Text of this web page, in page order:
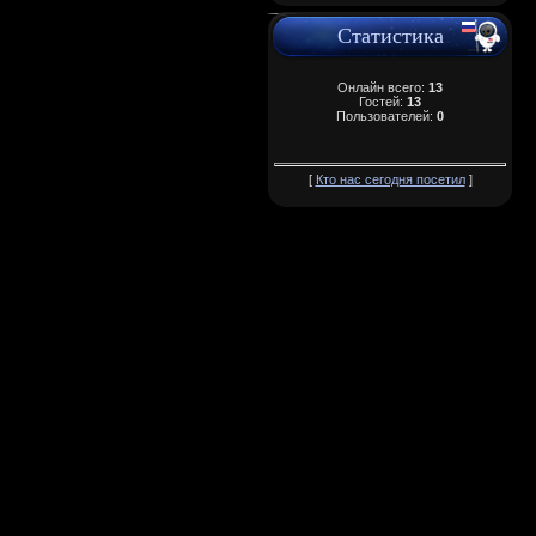
Статистика
Онлайн всего: 13
Гостей: 13
Пользователей: 0
[ Кто нас сегодня посетил]